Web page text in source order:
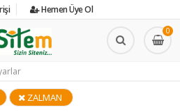
Hemen Üye Ol
0
ZALMAN